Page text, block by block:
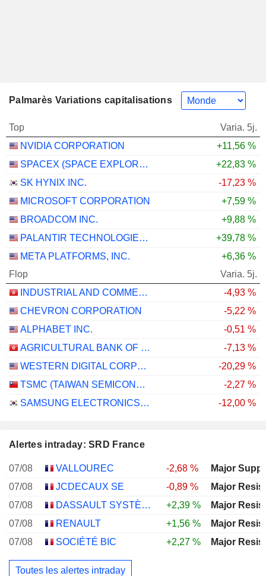
Palmarès Variations capitalisations
Top
Varia. 5j.
NVIDIA CORPORATION
+11,56 %
SPACEX (SPACE EXPLORATION TECHNOLOGIES)
+22,83 %
SK HYNIX INC.
-17,23 %
MICROSOFT CORPORATION
+7,59 %
BROADCOM INC.
+9,88 %
PALANTIR TECHNOLOGIES INC.
+39,78 %
META PLATFORMS, INC.
+6,36 %
Flop
Varia. 5j.
INDUSTRIAL AND COMMERCIAL BANK OF CHINA LIMITED
-4,93 %
CHEVRON CORPORATION
-5,22 %
ALPHABET INC.
-0,51 %
AGRICULTURAL BANK OF CHINA LIMITED
-7,13 %
WESTERN DIGITAL CORPORATION
-20,29 %
TSMC (TAIWAN SEMICONDUCTOR MANUFACTURING COMPANY)
-2,27 %
SAMSUNG ELECTRONICS CO., LTD.
-12,00 %
Alertes intraday: SRD France
07/08 VALLOUREC -2,68 %
Major
07/08
JCDECAUX SE -0,89 %
Major
07/08
DASSAULT SYSTÈMES SE +2,39 %
Major
07/08
RENAULT +1,56 %
Major
07/08
SOCIÉTÉ BIC +2,27 % Major
Toutes les alertes intraday